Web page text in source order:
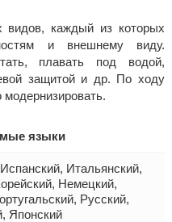
видов, каждый из которых
и внешнему виду.
плавать под водой,
защитой и др. По ходу
языки
Итальянский,
Немецкий,
Русский,
Японский